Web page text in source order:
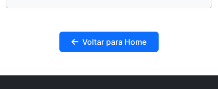
Voltar para Home